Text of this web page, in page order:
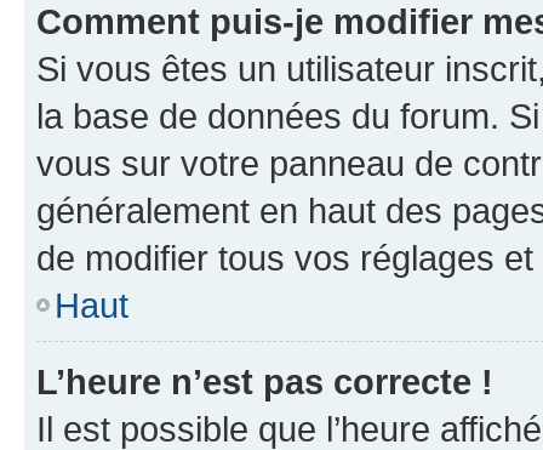
Comment puis-je modifier
Si vous êtes un utilisateur
la base de données du forum.
vous sur votre panneau de
généralement en haut des
de modifier tous vos réglages
Haut
L’heure n’est pas correcte !
Il est possible que l’heure